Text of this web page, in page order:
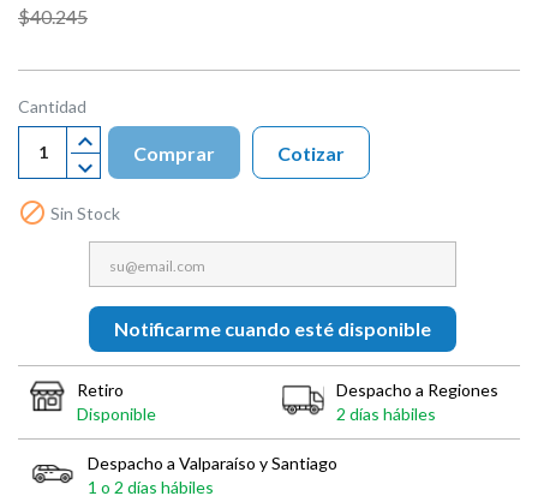
$40.245
Cantidad
Comprar
 Sin Stock
Notificarme cuando esté disponible
Cotizar
Retiro
Disponible
Despacho a Regiones
2 días hábiles
Despacho a Valparaíso y Santiago
1 o 2 días hábiles